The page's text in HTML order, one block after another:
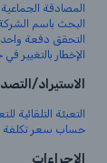
المصادقة الجماعية
البحث باسم
التحقق دفعة
الإخطار بالتغيير
الاستيراد/
التعبئة التلقائية
حساب سعر تكلفة
الإجراءات